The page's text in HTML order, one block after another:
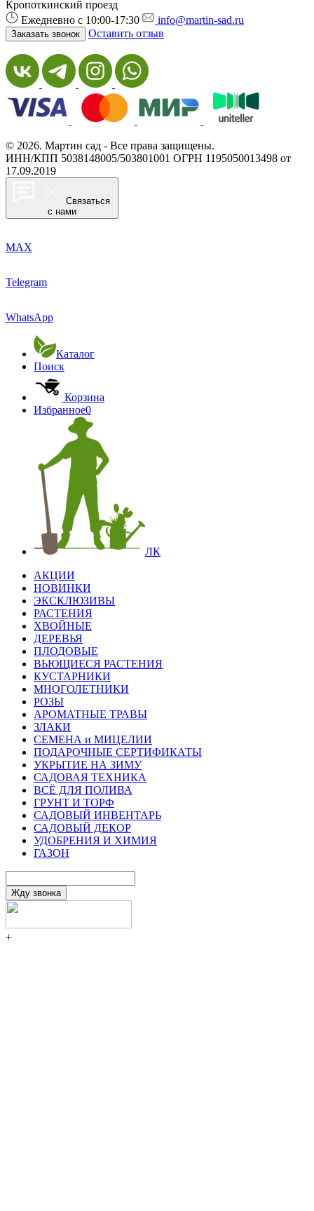
Кропоткинский проезд
Ежедневно с 10:00-17:30
info@martin-sad.ru
Заказать звонок Оставить отзыв
© 2026. Мартин сад - Все права защищены.
ИНН/КПП 5038148005/503801001 ОГРН 1195050013498 от
17.09.2019
Связаться
с нами
MAX
Telegram
WhatsApp
Каталог
Поиск
Корзина
Избранное0
ЛК
АКЦИИ
НОВИНКИ
ЭКСКЛЮЗИВЫ
РАСТЕНИЯ
ХВОЙНЫЕ
ДЕРЕВЬЯ
ПЛОДОВЫЕ
ВЬЮЩИЕСЯ РАСТЕНИЯ
КУСТАРНИКИ
МНОГОЛЕТНИКИ
РОЗЫ
АРОМАТНЫЕ ТРАВЫ
ЗЛАКИ
СЕМЕНА и МИЦЕЛИИ
ПОДАРОЧНЫЕ СЕРТИФИКАТЫ
УКРЫТИЕ НА ЗИМУ
САДОВАЯ ТЕХНИКА
ВСЁ ДЛЯ ПОЛИВА
ГРУНТ И ТОРФ
САДОВЫЙ ИНВЕНТАРЬ
САДОВЫЙ ДЕКОР
УДОБРЕНИЯ И ХИМИЯ
ГАЗОН
+